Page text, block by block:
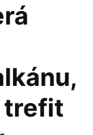
trefit